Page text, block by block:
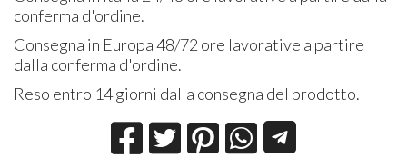
conferma d'ordine.
Consegna in Europa 48/72 ore lavorative a partire
dalla conferma d'ordine.
Reso entro 14 giorni dalla consegna del prodotto.